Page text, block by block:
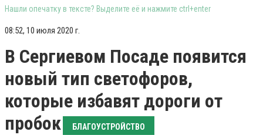
Нашли опечатку в тексте? Выделите её и нажмите ctrl+enter
08:52, 10 июля 2020 г.
В Сергиевом Посаде появится
новый тип светофоров,
которые избавят дороги от
пробок
БЛАГОУСТРОЙСТВО